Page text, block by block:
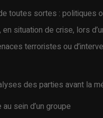
toutes sortes : politiques
situation de crise, lors
terroristes ou
des parties avant la
sein d’un groupe